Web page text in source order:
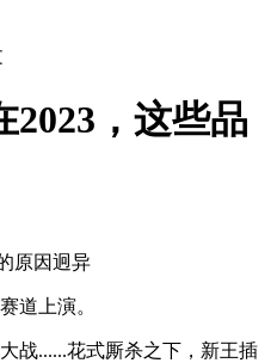
2023，这些品
原因迥异
道上演。
战......花式厮杀之下，新王插